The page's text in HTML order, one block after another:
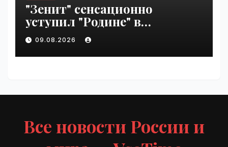
"Зенит" сенсационно
уступил "Родине" в
Петербурге | VseTime.ru
09.08.2026
Все новости России и